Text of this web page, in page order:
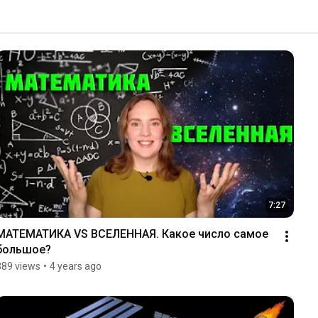
7:27
VS ВСЕЛЕННАЯ. Какое число самое
views • 4 years ago